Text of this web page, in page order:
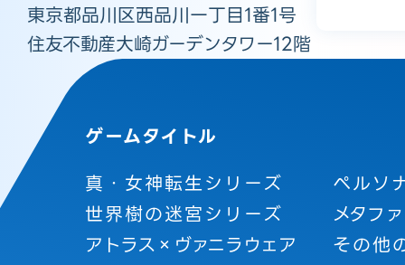
東京都品川区西品川一丁目1番1号
住友不動産大崎ガーデンタワー12階
ゲームタイトル
真・女神転生シリーズ
ペルソ
世界樹の迷宮シリーズ
メタフ
アトラス×ヴァニラウェア
その他